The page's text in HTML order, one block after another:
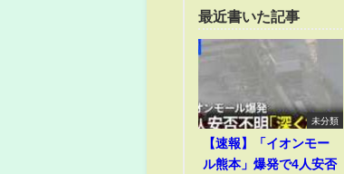
最近書いた記事
未分類
【速報】「イオンモー
ル熊本」爆発で4人安否